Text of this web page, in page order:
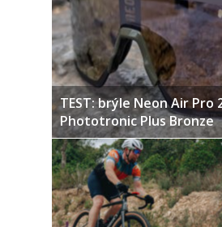
TEST: brýle Neon Air Pro
Phototronic Plus Bronze